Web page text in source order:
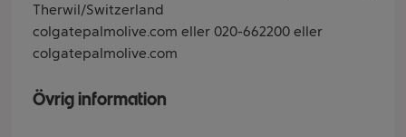
Therwil/Switzerland
colgatepalmolive.com eller 020-662200 eller
colgatepalmolive.com
Övrig information